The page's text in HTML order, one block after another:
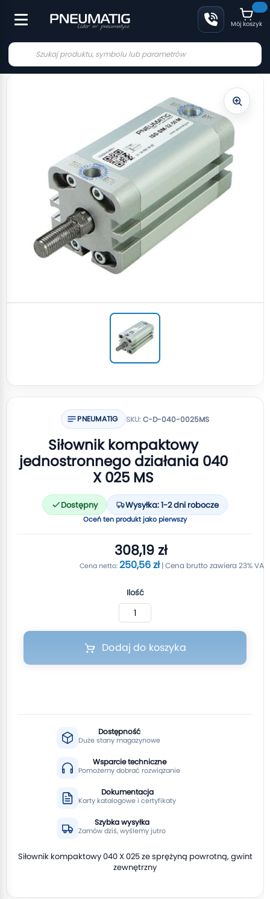
Mój koszyk
PNEUMATIG SKU:C-D-040-0025MS
Siłownik kompaktowy
jednostronnego działania 040
X 025 MS
Dostępny Wysyłka: 1-2 dni robocze
Oceń ten produkt jako pierwszy
308,19 zł
250,56 zł
Ilość
Dodaj do koszyka
Dostępność
Duże stany magazynowe
Wsparcie techniczne
Pomożemy dobrać rozwiązanie
Dokumentacja
Karty katalogowe i certyfikaty
Szybka wysyłka
Zamów dziś, wyślemy jutro
Siłownik kompaktowy 040 X 025 ze sprężyną powrotną, gwint
zewnętrzny